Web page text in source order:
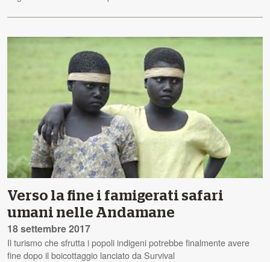
Verso la fine i famigerati safari
umani nelle Andamane
18 settembre 2017
Il turismo che sfrutta i popoli indigeni potrebbe finalmente avere
fine dopo il boicottaggio lanciato da Survival